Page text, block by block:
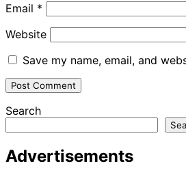
Email *
Website
Save my name, email, and
Search
Advertisements